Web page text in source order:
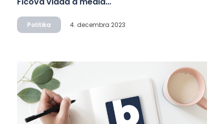
Politika 4. decembra 2023